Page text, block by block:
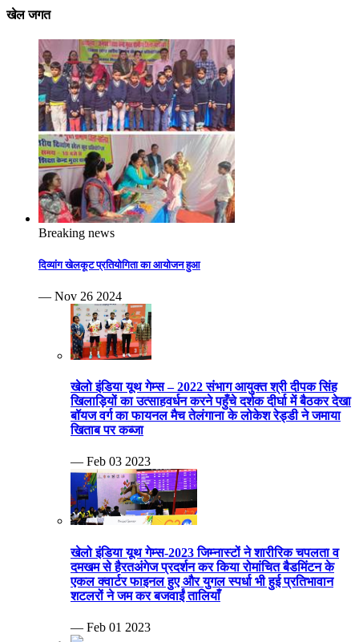
खेल जगत
Breaking news
दिव्यांग खेलकूट प्रतियोगिता का आयोजन हुआ
— Nov 26 2024
खेलो इंडिया यूथ गेम्स – 2022 संभाग आयुक्त श्री दीपक सिंह
खिलाड़ियों का उत्साहवर्धन करने पहुँचे दर्शक दीर्घा में बैठकर देखा
बॉयज वर्ग का फायनल मैच तेलंगाना के लोकेश रेड्डी ने जमाया
खिताब पर कब्जा
— Feb 03 2023
खेलो इंडिया यूथ गेम्स-2023 जिम्नास्टों ने शारीरिक चपलता व
दमखम से हैरतअंगेज प्रदर्शन कर किया रोमांचित बैडमिंटन के
एकल क्वार्टर फाइनल हुए और युगल स्पर्धा भी हुई प्रतिभावान
शटलरों ने जम कर बजवाईं तालियाँ
— Feb 01 2023